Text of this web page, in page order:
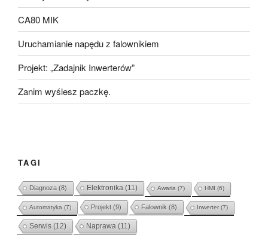
CA80 MIK
Uruchamianie napędu z falownikiem
Projekt: „Zadajnik Inwerterów”
Zanim wyślesz paczkę.
TAGI
Diagnoza (8) Elektronika (11) Awaria (7) HMI (6)
Automatyka (7) Projekt (9) Falownik (8) Inwerter(7)
Serwis (12) Naprawa (11)